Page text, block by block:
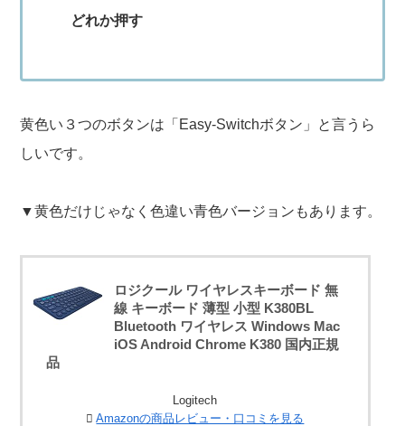
どれか押す
黄色い３つのボタンは「Easy-Switchボタン」と言うら
しいです。
▼黄色だけじゃなく色違い青色バージョンもあります。
ロジクール ワイヤレスキーボード 無
線 キーボード 薄型 小型 K380BL
Bluetooth ワイヤレス Windows Mac
iOS Android Chrome K380 国内正規
品
Logitech
Amazonの商品レビュー・口コミを見る